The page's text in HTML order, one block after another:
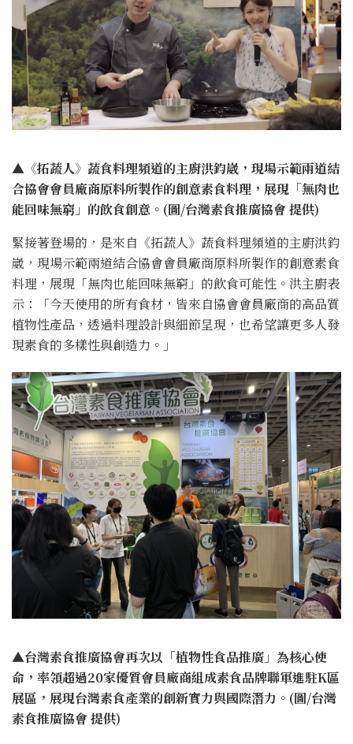
▲《拓蔬人》蔬食料理頻道的主廚洪鈞崴，現場示範兩道結
合協會會員廠商原料所製作的創意素食料理，展現「無肉也
能回味無窮」的飲食創意。(圖/台灣素食推廣協會 提供)
緊接著登場的，是來自《拓蔬人》蔬食料理頻道的主廚洪鈞
崴，現場示範兩道結合協會會員廠商原料所製作的創意素食
料理，展現「無肉也能回味無窮」的飲食可能性。洪主廚表
示：「今天使用的所有食材，皆來自協會會員廠商的高品質
植物性產品，透過料理設計與細節呈現，也希望讓更多人發
現素食的多樣性與創造力。」
▲台灣素食推廣協會再次以「植物性食品推廣」為核心使
命，率領超過20家優質會員廠商組成素食品牌聯軍進駐K區
展區，展現台灣素食產業的創新實力與國際潛力。(圖/台灣
素食推廣協會 提供)